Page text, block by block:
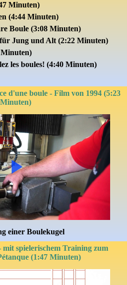
Minuten)
(4:44 Minuten)
Boule (3:08 Minuten)
Jung und Alt (2:22 Minuten)
les boules! (4:40 Minuten)
d'une boule - Film von 1994 (5:23
Minuten)
einer Boulekugel
mit spielerischem Training zum
(1:47 Minuten)